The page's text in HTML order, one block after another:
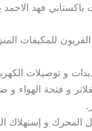
فهد
الفريون للمكيفات
و توصيلات
و فتحة الهواء و
المحرك و إستهلاك